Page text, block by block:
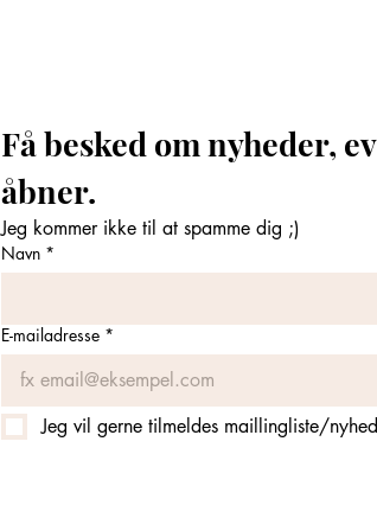
Få besked om nyheder,
Jeg kommer ikke til at spamme dig ;)
Navn *
E-mailadresse *
Jeg vil gerne tilmeldes maillingliste/